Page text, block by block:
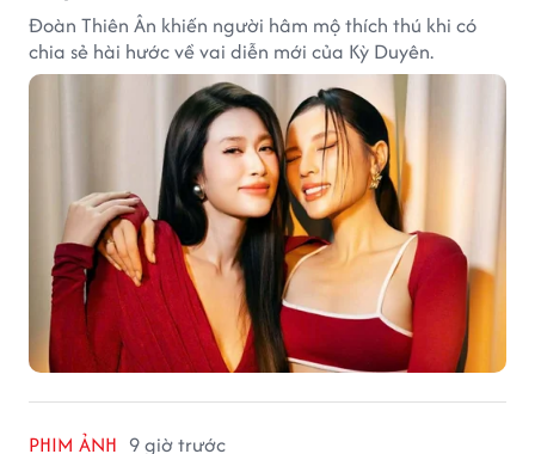
Đoàn Thiên Ân khiến người hâm mộ thích thú khi có
chia sẻ hài hước về vai diễn mới của Kỳ Duyên.
PHIM ẢNH 9 giờ trước